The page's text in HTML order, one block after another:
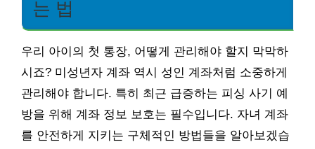
는 법
우리 아이의 첫 통장, 어떻게 관리해야 할지 막막하
시죠? 미성년자 계좌 역시 성인 계좌처럼 소중하게
관리해야 합니다. 특히 최근 급증하는 피싱 사기 예
방을 위해 계좌 정보 보호는 필수입니다. 자녀 계좌
를 안전하게 지키는 구체적인 방법들을 알아보겠습